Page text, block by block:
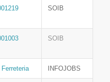
SOIB
SOIB
INFOJOBS